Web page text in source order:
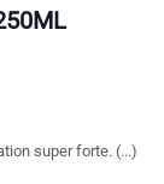
super forte. (...)